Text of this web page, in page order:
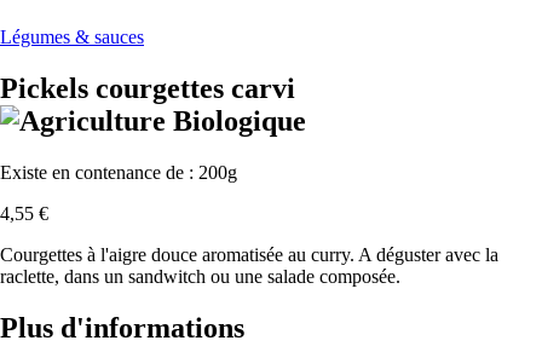
Légumes & sauces
Pickels courgettes carvi
Existe en contenance de : 200g
4,55 €
Courgettes à l'aigre douce aromatisée au curry. A déguster avec la
raclette, dans un sandwitch ou une salade composée.
Plus d'informations